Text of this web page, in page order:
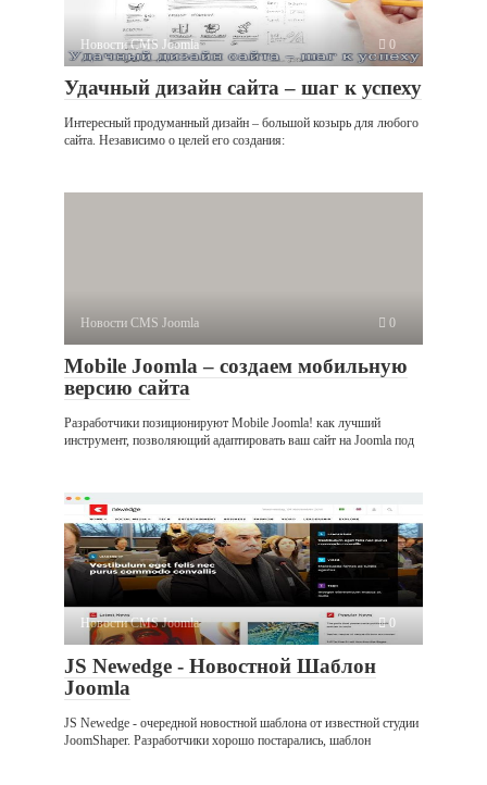
Новости CMS Joomla 0
Удачный дизайн сайта – шаг к успеху
Интересный продуманный дизайн – большой козырь для любого
сайта. Независимо о целей его создания:
Новости CMS Joomla 0
Mobile Joomla – создаем мобильную
версию сайта
Разработчики позиционируют Mobile Joomla! как лучший
инструмент, позволяющий адаптировать ваш сайт на Joomla под
Новости CMS Joomla 0
JS Newedge - Новостной Шаблон
Joomla
JS Newedge - очередной новостной шаблона от известной студии
JoomShaper. Разработчики хорошо постарались, шаблон